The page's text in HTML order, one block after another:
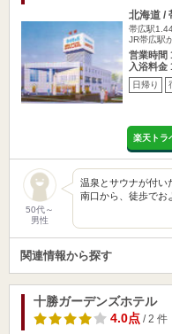
北海道 /
帯広駅
JR帯広駅
営業時間
入浴料金
日帰り
楽天トラ
50代～
男性
温泉とサウナが付い
南口から、徒歩でお
関連情報から探す
十勝ガーデンズホテル
4.0点/ 2 件